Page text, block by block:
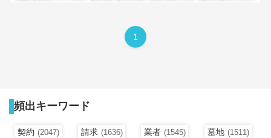
1
頻出キーワード
契約 (2047) 請求 (1636) 業者 (1545) 墓地 (1511)